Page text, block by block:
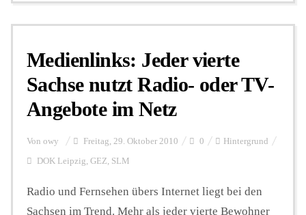
Medienlinks: Jeder vierte
Sachse nutzt Radio- oder TV-
Angebote im Netz
Von owy Freitag, 29. Oktober 2010 0 Hintergrund
DOK Leipzig, GEZ, SLM
Radio und Fernsehen übers Internet liegt bei den
Sachsen im Trend. Mehr als jeder vierte Bewohner